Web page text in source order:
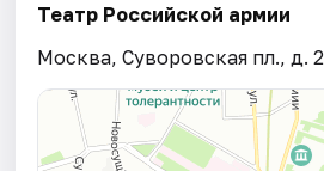
Театр Российской армии
Москва, Суворовская пл., д. 2